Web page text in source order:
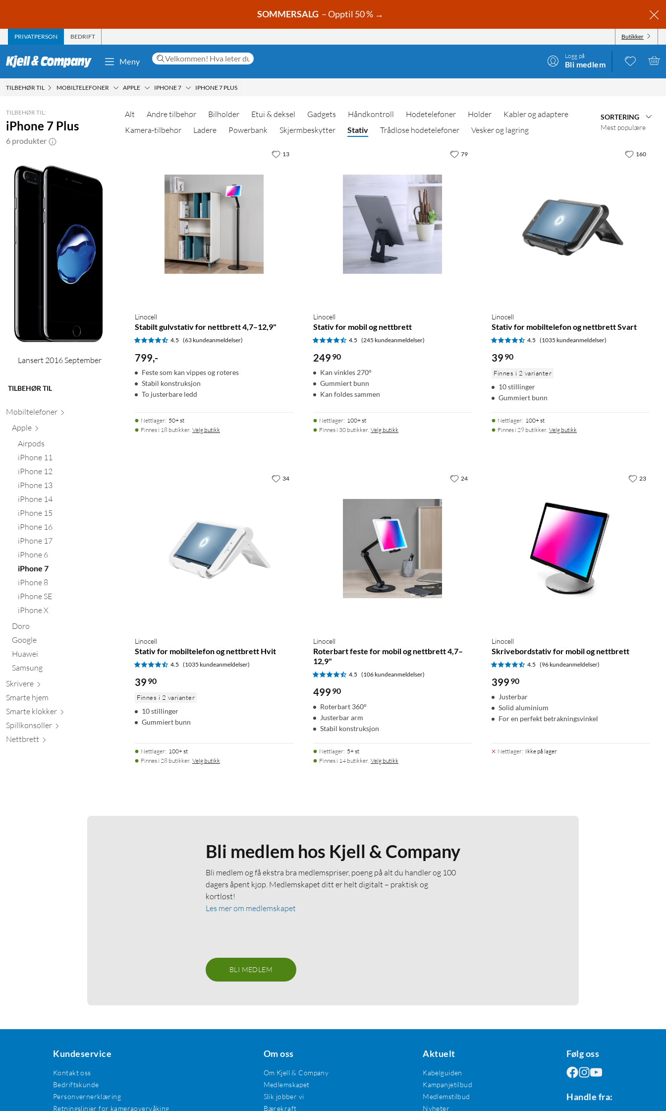
SOMMERSALG – Opptil 50 % →
PRIVATPERSON BEDRIFT Butikker
Meny
Logg på
Bli medlem
TILBEHØR TIL MOBILTELEFONER APPLE IPHONE 7 IPHONE 7 PLUS
TILBEHØR TIL:
iPhone 7 Plus
6 produkter
Lansert 2016 September
TILBEHØR TIL
Mobiltelefoner
Apple
Airpods
iPhone 11
iPhone 12
iPhone 13
iPhone 14
iPhone 15
iPhone 16
iPhone 17
iPhone 6
iPhone 7
iPhone 8
iPhone SE
iPhone X
Doro
Google
Huawei
Samsung
Skrivere
Smarte hjem
Smarte klokker
Spillkonsoller
Nettbrett
Alt Andre tilbehør Bilholder Etui & deksel Gadgets Håndkontroll Hodetelefoner Holder
Kabler og adaptere
Kamera-tilbehør
Ladere Powerbank Skjermbeskytter Stativ Trådløse hodetelefoner Vesker og lagring
SORTERING
Mest populære
Linocell
Stabilt gulvstativ for nettbrett 4,7–12,9"
4.5 (63 kundeanmeldelser)
799,-
Feste som kan vippes og roteres
Stabil konstruksjon
To justerbare ledd
Nettlager: 50+ st
Finnes i 18 butikker. Velg butikk
13
Linocell
Stativ for mobil og nettbrett
4.5 (245 kundeanmeldelser)
249 90
Kan vinkles 270°
Gummiert bunn
Kan foldes sammen
Nettlager: 100+ st
Finnes i 30 butikker. Velg butikk
79
Linocell
Stativ for mobiltelefon og nettbrett Svart
4.5 (1035 kundeanmeldelser)
39 90
Finnes i 2 varianter
10 stillinger
Gummiert bunn
Nettlager: 100+ st
Finnes i 29 butikker. Velg butikk
160
Linocell
Stativ for mobiltelefon og nettbrett Hvit
4.5 (1035 kundeanmeldelser)
39 90
Finnes i 2 varianter
10 stillinger
Gummiert bunn
Nettlager: 100+ st
Finnes i 28 butikker. Velg butikk
34
Linocell
Roterbart feste for mobil og nettbrett 4,7–
12,9"
4.5 (106 kundeanmeldelser)
499 90
Roterbart 360°
Justerbar arm
Stabil konstruksjon
Nettlager: 5+ st
Finnes i 14 butikker. Velg butikk
24
Linocell
Skrivebordstativ for mobil og nettbrett
4.5 (96 kundeanmeldelser)
399 90
Justerbar
Solid aluminium
For en perfekt betrakningsvinkel
Nettlager: Ikke på lager
23
Bli medlem hos Kjell & Company
Bli medlem og få ekstra bra medlemspriser, poeng på alt du handler og 100
dagers åpent kjøp. Medlemskapet ditt er helt digitalt – praktisk og
kortløst!
Les mer om medlemskapet
BLI MEDLEM
Kundeservice
Kontakt oss
Bedriftskunde
Personvernerklæring
Retningslinjer for kameraovervåking
Om oss
Om Kjell & Company
Medlemskapet
Slik jobber vi
Bærekraft
Aktuelt
Kabelguiden
Kampanjetilbud
Medlemstilbud
Nyheter
Følg oss
Handle fra: